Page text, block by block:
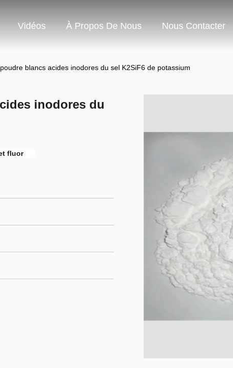
Vidéos À Propos De Nous Nous Contacter
blancs acides inodores du sel K2SiF6 de potassium
inodores du
fluor